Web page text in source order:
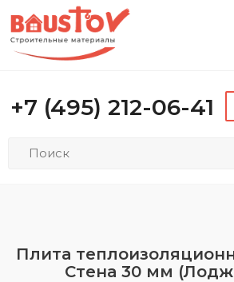
+7 (495) 212-06-41
Плита
Стена 30 мм